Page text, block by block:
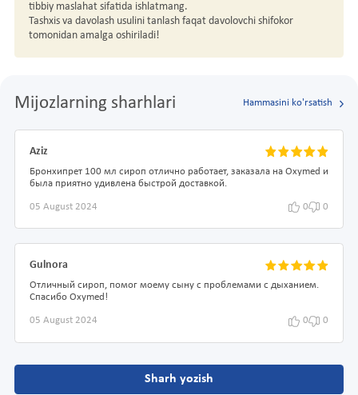
tibbiy maslahat sifatida ishlatmang.
Tashxis va davolash usulini tanlash faqat davolovchi shifokor
tomonidan amalga oshiriladi!
Mijozlarning sharhlari Hammasini ko'rsatish
Aziz
Бронхипрет 100 мл сироп отлично работает, заказала на Oxymed и
была приятно удивлена быстрой доставкой.
05 August 2024 0 0
Gulnora
Отличный сироп, помог моему сыну с проблемами с дыханием.
Спасибо Oxymed!
05 August 2024 0 0
Sharh yozish